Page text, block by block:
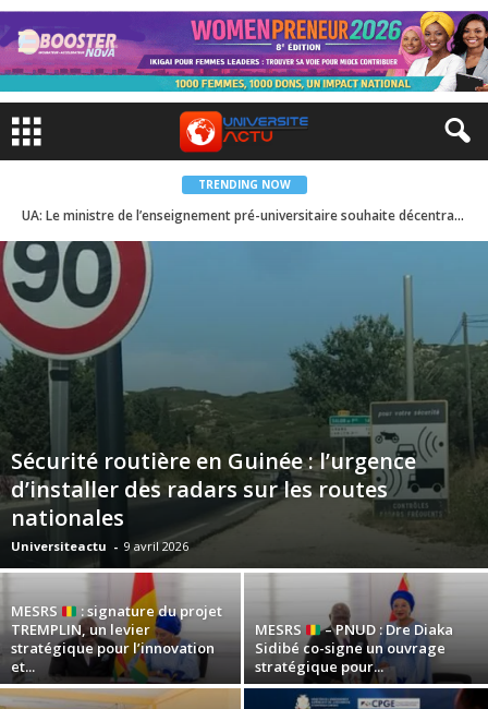
TRENDING NOW
UA: Le ministre de l’enseignement pré-universitaire souhaite décentraliser les futurs examens nationaux
Sécurité routière en Guinée : l’urgence
d’installer des radars sur les routes
nationales
Universiteactu - 9 avril 2026
MESRS
: signature du projet
TREMPLIN, un levier
stratégique pour l’innovation
et...
MESRS
– PNUD : Dre Diaka
Sidibé co-signe un ouvrage
stratégique pour...